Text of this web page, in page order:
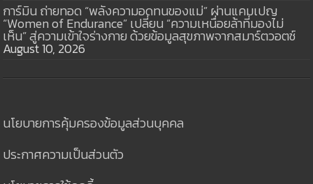
การ์มิน ถ่ายทอด “พลังความอดทนของแม่” ผ่านแคมเปญ
“Women of Endurance” เปลี่ยน “ความเหนื่อยล้าที่มองไม่
เห็น” สู่ความเข้าใจร่างกาย ด้วยข้อมูลสุขภาพจากสมาร์ตวอตช์
August 10, 2026
นโยบายการคุ้มครองข้อมูลส่วนบุคคล
ประกาศความเป็นส่วนตัว